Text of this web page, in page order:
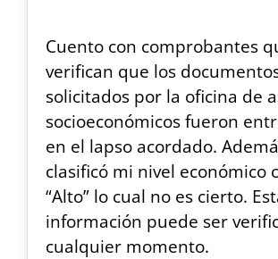
Cuento con comprobantes
verifican que los
solicitados por la oficina de
socioeconómicos fueron
en el lapso acordado.
clasificó mi nivel económico
“Alto” lo cual no es cierto.
información puede ser
cualquier momento.